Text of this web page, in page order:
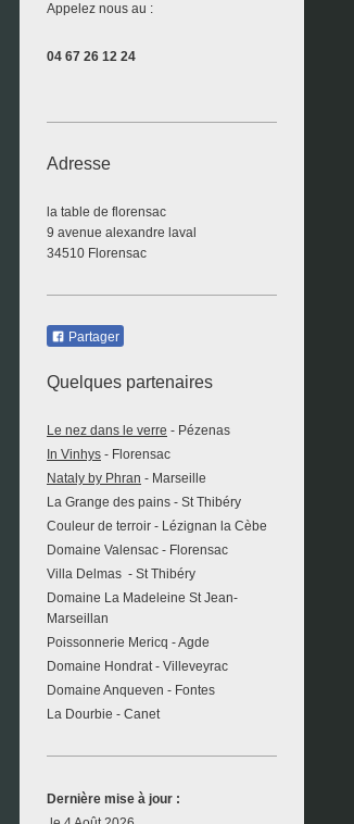
Appelez nous au :
04 67 26 12 24
Adresse
la table de florensac
9 avenue alexandre laval
34510 Florensac
Partager
Quelques partenaires
Le nez dans le verre - Pézenas
In Vinhys - Florensac
Nataly by Phran - Marseille
La Grange des pains - St Thibéry
Couleur de terroir - Lézignan la Cèbe
Domaine Valensac - Florensac
Villa Delmas - St Thibéry
Domaine La Madeleine St Jean-
Marseillan
Poissonnerie Mericq - Agde
Domaine Hondrat - Villeveyrac
Domaine Anqueven - Fontes
La Dourbie - Canet
Dernière mise à jour :